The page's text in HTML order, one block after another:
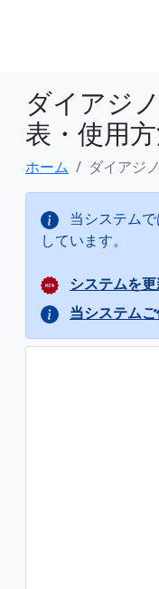
ダイアジ
表・使用
ホーム ダイアジ
当システム
しています。
システムを
当システム